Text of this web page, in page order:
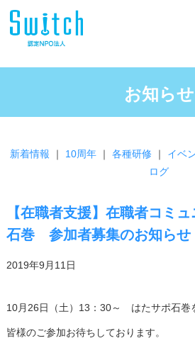
お知らせ
新着情報 ｜ 10周年｜ 各種研修｜ イベ
ログ
【在職者支援】在職者コミ
石巻 参加者募集のお知らせ
2019年9月11日
10月26日（土）13：30～ はたサポ石巻
皆様のご参加お待ちしております。